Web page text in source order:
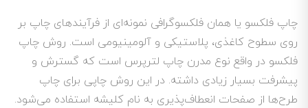
چاپ فلکسو یا همان فلکسوگرافی نمونه‌ای از فرآیندهای چاپ بر
روی سطوح کاغذی، پلاستیکی و آلومینیومی است. روش چاپ
فلکسو در واقع نوع مدرن چاپ لترپرس است که گسترش و
پیشرفت بسیار زیادی داشته. در این روش چاپی برای چاپ
طرح‌ها از صفحات انعطاف‌پذیری به نام کلیشه استفاده می‌شود.